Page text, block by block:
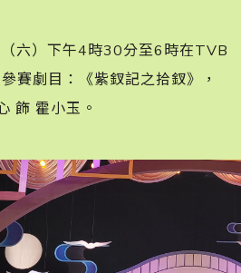
六）下午4時30分至6時在TVB
賽劇目：《紫釵記之拾釵》，
飾 霍小玉。󠀠